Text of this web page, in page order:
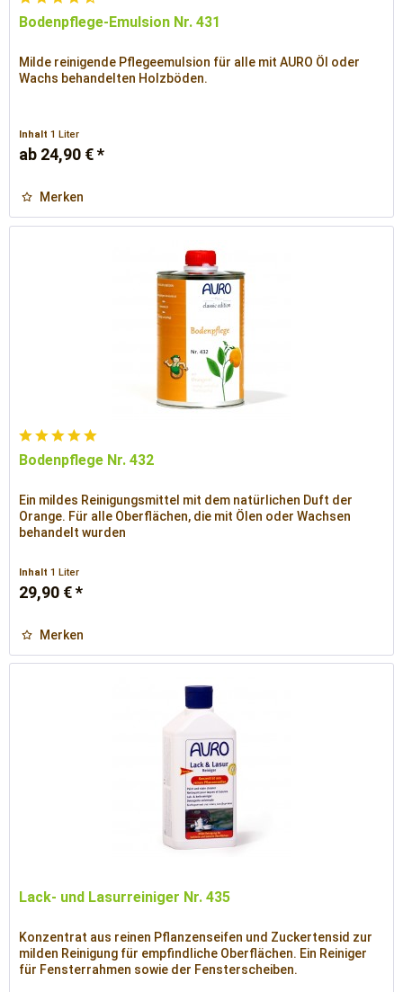
Bodenpflege-Emulsion Nr. 431
Milde reinigende Pflegeemulsion für alle mit AURO Öl oder
Wachs behandelten Holzböden.
Inhalt1 Liter
ab 24,90 € *
Merken
Bodenpflege Nr. 432
Ein mildes Reinigungsmittel mit dem natürlichen Duft der
Orange. Für alle Oberflächen, die mit Ölen oder Wachsen
behandelt wurden
Inhalt1 Liter
29,90 € *
Merken
Lack- und Lasurreiniger Nr. 435
Konzentrat aus reinen Pflanzenseifen und Zuckertensid zur
milden Reinigung für empfindliche Oberflächen. Ein Reiniger
für Fensterrahmen sowie der Fensterscheiben.